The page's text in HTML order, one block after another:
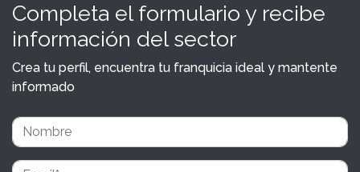
Completa el formulario y recibe
información del sector
Crea tu perfil, encuentra tu franquicia ideal y mantente
informado